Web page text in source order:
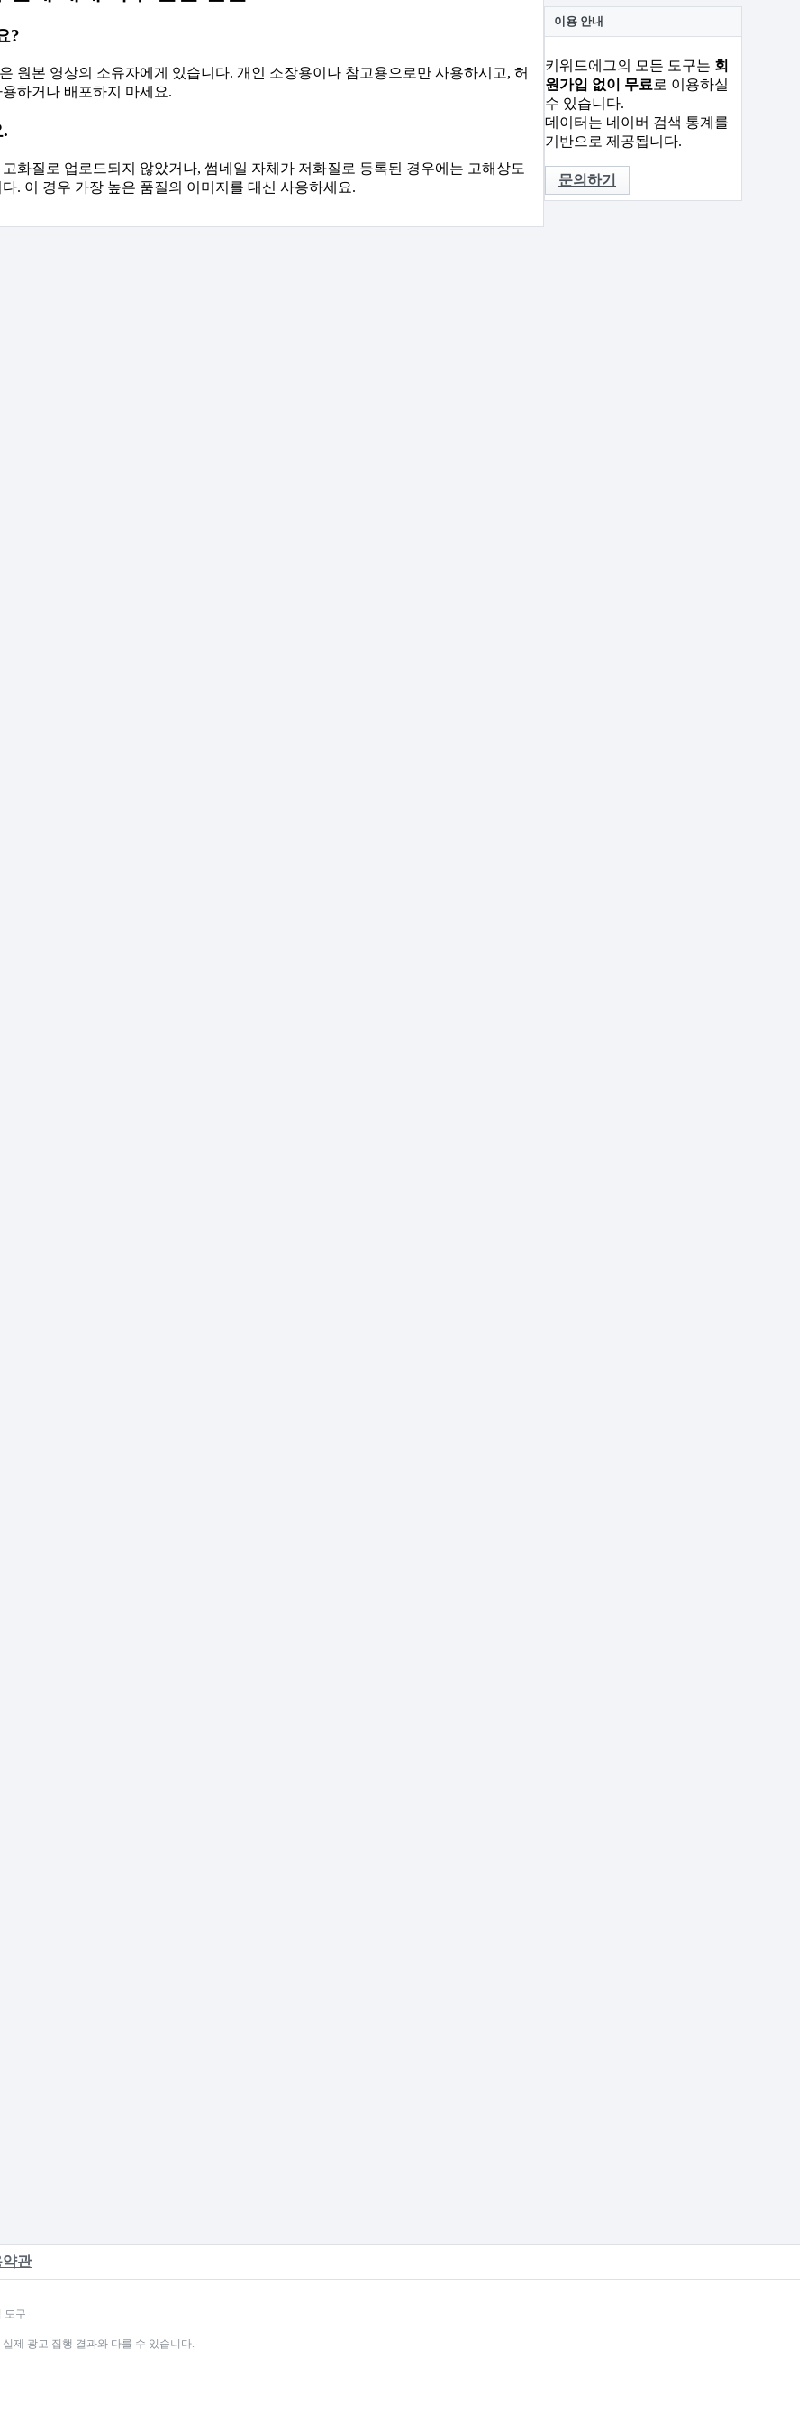
?
원본 영상의 소유자에게 있습니다. 개인 소장용이나 참고용으로만 사용하시고, 허
하거나 배포하지 마세요.
화질로 업로드되지 않았거나, 썸네일 자체가 저화질로 등록된 경우에는 고해상도
. 이 경우 가장 높은 품질의 이미지를 대신 사용하세요.
이용 안내
키워드에그의 모든 도구는 회
원가입 없이 무료 로 이용하실
수 있습니다.
데이터는 네이버 검색 통계를
기반으로 제공됩니다.
문의하기
관
도구
제 광고 집행 결과와 다를 수 있습니다.